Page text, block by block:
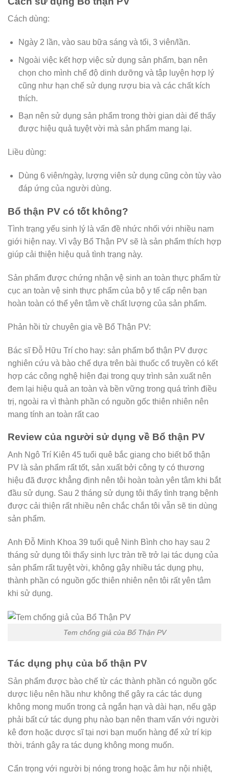
Cách dùng:
Ngày 2 lần, vào sau bữa sáng và tối, 3 viên/lần.
Ngoài việc kết hợp việc sử dụng sản phẩm, bạn nên
chọn cho mình chế độ dinh dưỡng và tập luyện hợp lý
cũng như hạn chế sử dụng rượu bia và các chất kích
thích.
Bạn nên sử dụng sản phẩm trong thời gian dài để thấy
được hiệu quả tuyệt vời mà sản phẩm mang lại.
Liều dùng:
Dùng 6 viên/ngày, lượng viên sử dụng cũng còn tùy vào
đáp ứng của người dùng.
Bổ thận PV có tốt không?
Tình trạng yếu sinh lý là vấn đề nhức nhối với nhiều nam
giới hiện nay. Vì vậy Bổ Thận PV sẽ là sản phẩm thích hợp
giúp cải thiện hiệu quả tình trạng này.
Sản phẩm được chứng nhận vệ sinh an toàn thực phẩm từ
cục an toàn vệ sinh thực phẩm của bộ y tế cấp nên bạn
hoàn toàn có thể yên tâm về chất lượng của sản phẩm.
Phản hồi từ chuyên gia về Bổ Thận PV:
Bác sĩ Đỗ Hữu Trí cho hay: sản phẩm bổ thận PV được
nghiên cứu và bào chế dựa trên bài thuốc cổ truyền có kết
hợp các công nghệ hiện đại trong quy trình sản xuất nên
đem lại hiệu quả an toàn và bền vững trong quá trình điều
trị, ngoài ra vì thành phần có nguồn gốc thiên nhiên nên
mang tính an toàn rất cao
Review của người sử dụng về Bổ thận PV
Anh Ngô Trí Kiên 45 tuổi quê bắc giang cho biết bổ thận
PV là sản phẩm rất tốt, sản xuất bởi công ty có thương
hiệu đã được khẳng định nên tôi hoàn toàn yên tâm khi bắt
đầu sử dụng. Sau 2 tháng sử dụng tôi thấy tình trạng bệnh
được cải thiện rất nhiều nên chắc chắn tôi vẫn sẽ tin dùng
sản phẩm.
Anh Đỗ Minh Khoa 39 tuổi quê Ninh Bình cho hay sau 2
tháng sử dụng tôi thấy sinh lực tràn trề trở lại tác dụng của
sản phẩm rất tuyệt vời, không gây nhiều tác dụng phụ,
thành phần có nguồn gốc thiên nhiên nên tôi rất yên tâm
khi sử dụng.
Tem chống giả của Bổ Thận PV
Tác dụng phụ của bổ thận PV
Sản phẩm được bào chế từ các thành phần có nguồn gốc
dược liệu nên hầu như không thể gây ra các tác dụng
không mong muốn trong cả ngắn hạn và dài hạn, nếu gặp
phải bất cứ tác dụng phụ nào bạn nên tham vấn với người
kê đơn hoặc dược sĩ tại nơi bạn muốn hàng để xử trí kịp
thời, tránh gây ra tác dụng không mong muốn.
Cẩn trọng với người bị nóng trong hoặc âm hư nội nhiệt,